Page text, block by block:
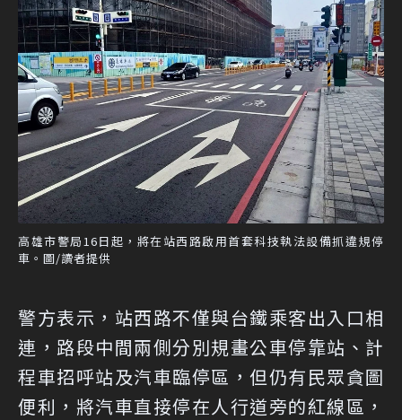
高雄市警局16日起，將在站西路啟用首套科技執法設備抓違規停
車。圖/讀者提供
警方表示，站西路不僅與台鐵乘客出入口相
連，路段中間兩側分別規畫公車停靠站、計
程車招呼站及汽車臨停區，但仍有民眾貪圖
便利，將汽車直接停在人行道旁的紅線區，